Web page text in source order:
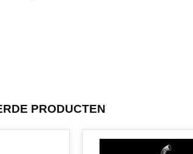
PRODUCTEN